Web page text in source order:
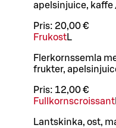
apelsinjuice,
Pris: 20,00 €
FrukostL
Flerkornssemla
frukter,
Pris: 12,00 €
Fullkornscroissant
Lantskinka, ost,